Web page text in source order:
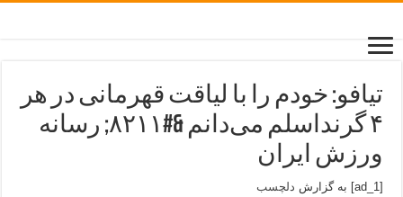
تیافو: خودم را با لیاقت قهرمانی در هر
۴ گرنداسلم می‌دانم &#۸۲۱۱; رسانه
ورزش ایران
دلچسب